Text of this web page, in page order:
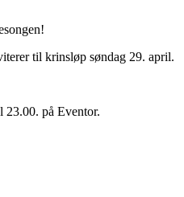
til krinsløp søndag 29. april.
23.00. på Eventor.